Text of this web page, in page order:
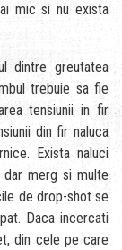
mic si nu exista
dintre greutatea
trebuie sa fie
tensiunii in fir
din fir naluca
Exista naluci
dar merg si multe
de drop-shot se
Daca incercati
din cele pe care